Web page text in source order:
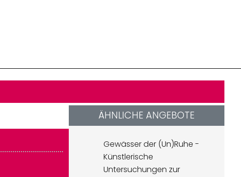
ÄHNLICHE ANGEBOTE
Gewässer der (Un)Ruhe -
Künstlerische
Untersuchungen zur